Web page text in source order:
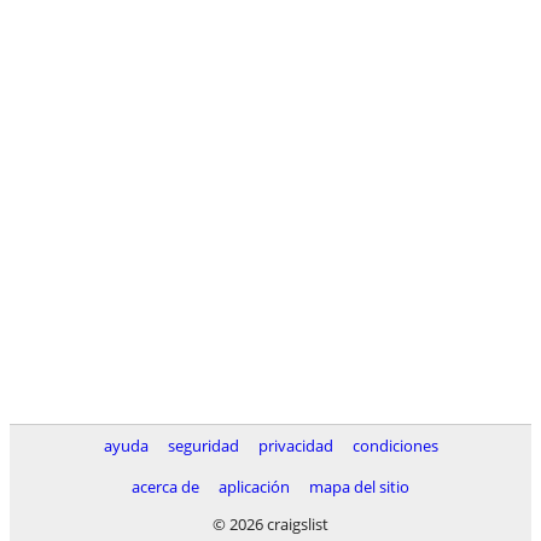
ayuda seguridad privacidad
condiciones
acerca de
aplicación
mapa del sitio
© 2026 craigslist